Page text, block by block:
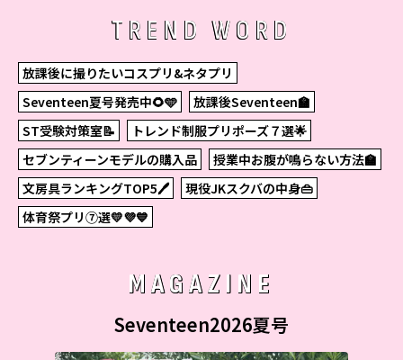
TREND WORD
放課後に撮りたいコスプリ&ネタプリ
Seventeen夏号発売中🌻🩵
放課後Seventeen🏫
ST受験対策室📝
トレンド制服プリポーズ７選🌟
セブンティーンモデルの購入品
授業中お腹が鳴らない方法🏫
文房具ランキングTOP5🖊
現役JKスクバの中身👜
体育祭プリ⑦選💛💜💙
MAGAZINE
Seventeen2026夏号